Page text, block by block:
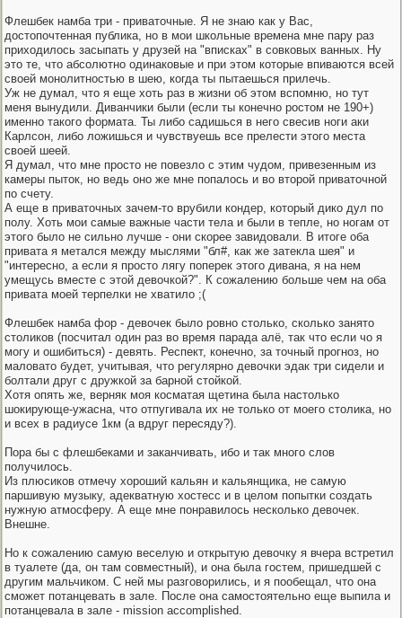
Флешбек намба три - приваточные. Я не знаю как у Вас,
достопочтенная публика, но в мои школьные времена мне пару раз
приходилось засыпать у друзей на "вписках" в совковых ванных. Ну
это те, что абсолютно одинаковые и при этом которые впиваются всей
своей монолитностью в шею, когда ты пытаешься прилечь.
Уж не думал, что я еще хоть раз в жизни об этом вспомню, но тут
меня вынудили. Диванчики были (если ты конечно ростом не 190+)
именно такого формата. Ты либо садишься в него свесив ноги аки
Карлсон, либо ложишься и чувствуешь все прелести этого места
своей шеей.
Я думал, что мне просто не повезло с этим чудом, привезенным из
камеры пыток, но ведь оно же мне попалось и во второй приваточной
по счету.
А еще в приваточных зачем-то врубили кондер, который дико дул по
полу. Хоть мои самые важные части тела и были в тепле, но ногам от
этого было не сильно лучше - они скорее завидовали. В итоге оба
привата я метался между мыслями "бл#, как же затекла шея" и
"интересно, а если я просто лягу поперек этого дивана, я на нем
умещусь вместе с этой девочкой?". К сожалению больше чем на оба
привата моей терпелки не хватило ;(
Флешбек намба фор - девочек было ровно столько, сколько занято
столиков (посчитал один раз во время парада алё, так что если чо я
могу и ошибиться) - девять. Респект, конечно, за точный прогноз, но
маловато будет, учитывая, что регулярно девочки эдак три сидели и
болтали друг с дружкой за барной стойкой.
Хотя опять же, верняк моя косматая щетина была настолько
шокирующе-ужасна, что отпугивала их не только от моего столика, но
и всех в радиусе 1км (а вдруг пересяду?).
Пора бы с флешбеками и заканчивать, ибо и так много слов
получилось.
Из плюсиков отмечу хороший кальян и кальянщика, не самую
паршивую музыку, адекватную хостесс и в целом попытки создать
нужную атмосферу. А еще мне понравилось несколько девочек.
Внешне.
Но к сожалению самую веселую и открытую девочку я вчера встретил
в туалете (да, он там совместный), и она была гостем, пришедшей с
другим мальчиком. С ней мы разговорились, и я пообещал, что она
сможет потанцевать в зале. После она самостоятельно еще выпила и
потанцевала в зале - mission accomplished.